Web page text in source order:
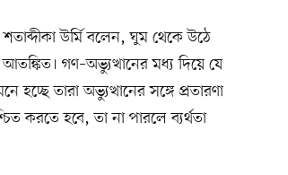
শতাব্দীকা উর্মি বলেন, ঘুম থেকে উঠে
গণ–অভ্যুত্থানের মধ্য দিয়ে যে
হচ্ছে তারা অভ্যুত্থানের সঙ্গে প্রতারণা
করতে হবে, তা না পারলে ব্যর্থতা